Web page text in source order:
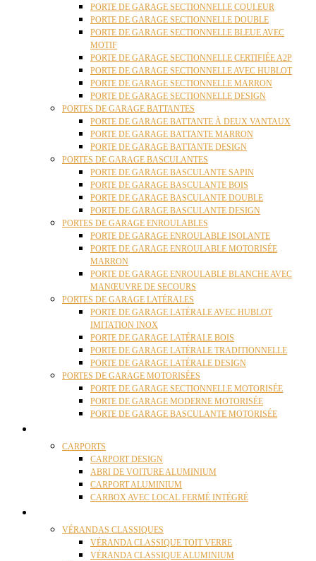
PORTE DE GARAGE SECTIONNELLE COULEUR
PORTE DE GARAGE SECTIONNELLE DOUBLE
PORTE DE GARAGE SECTIONNELLE BLEUE AVEC
MOTIF
PORTE DE GARAGE SECTIONNELLE CERTIFIÉE A2P
PORTE DE GARAGE SECTIONNELLE AVEC HUBLOT
PORTE DE GARAGE SECTIONNELLE MARRON
PORTE DE GARAGE SECTIONNELLE DESIGN
PORTES DE GARAGE BATTANTES
PORTE DE GARAGE BATTANTE À DEUX VANTAUX
PORTE DE GARAGE BATTANTE MARRON
PORTE DE GARAGE BATTANTE DESIGN
PORTES DE GARAGE BASCULANTES
PORTE DE GARAGE BASCULANTE SAPIN
PORTE DE GARAGE BASCULANTE BOIS
PORTE DE GARAGE BASCULANTE DOUBLE
PORTE DE GARAGE BASCULANTE DESIGN
PORTES DE GARAGE ENROULABLES
PORTE DE GARAGE ENROULABLE ISOLANTE
PORTE DE GARAGE ENROULABLE MOTORISÉE
MARRON
PORTE DE GARAGE ENROULABLE BLANCHE AVEC
MANŒUVRE DE SECOURS
PORTES DE GARAGE LATÉRALES
PORTE DE GARAGE LATÉRALE AVEC HUBLOT
IMITATION INOX
PORTE DE GARAGE LATÉRALE BOIS
PORTE DE GARAGE LATÉRALE TRADITIONNELLE
PORTE DE GARAGE LATÉRALE DESIGN
PORTES DE GARAGE MOTORISÉES
PORTE DE GARAGE SECTIONNELLE MOTORISÉE
PORTE DE GARAGE MODERNE MOTORISÉE
PORTE DE GARAGE BASCULANTE MOTORISÉE
CARPORTS
CARPORT DESIGN
ABRI DE VOITURE ALUMINIUM
CARPORT ALUMINIUM
CARBOX AVEC LOCAL FERMÉ INTÉGRÉ
VÉRANDAS CLASSIQUES
VÉRANDA CLASSIQUE TOIT VERRE
VÉRANDA CLASSIQUE ALUMINIUM